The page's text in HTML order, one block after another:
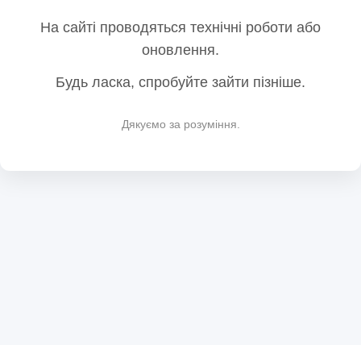
На сайті проводяться технічні роботи або
оновлення.
Будь ласка, спробуйте зайти пізніше.
Дякуємо за розуміння.